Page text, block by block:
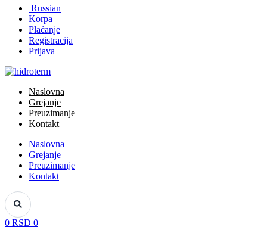
Russian
Korpa
Plaćanje
Registracija
Prijava
Naslovna
Grejanje
Preuzimanje
Kontakt
Naslovna
Grejanje
Preuzimanje
Kontakt
0 RSD 0